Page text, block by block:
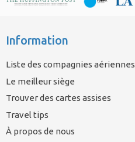
Information
Liste des compagnies aériennes
Le meilleur siège
Trouver des cartes assises
Travel tips
À propos de nous